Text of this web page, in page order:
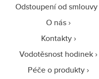
Odstoupení od smlouvy
O nás
Kontakty
Vodotěsnost hodinek
Péče o produkty